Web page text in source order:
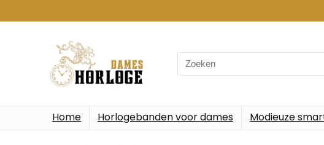
Search
for:
Home Horlogebanden voor dames Modieuze